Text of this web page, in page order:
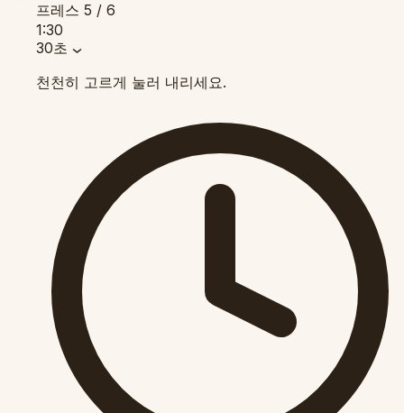
프레스 5 / 6
1:30
30초
천천히 고르게 눌러 내리세요.